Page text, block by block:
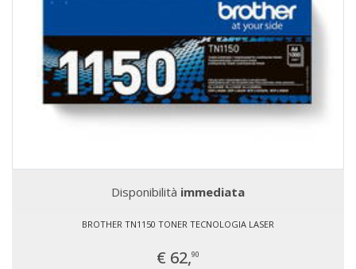
Disponibilità immediata
BROTHER TN1150 TONER TECNOLOGIA LASER
€ 62,90